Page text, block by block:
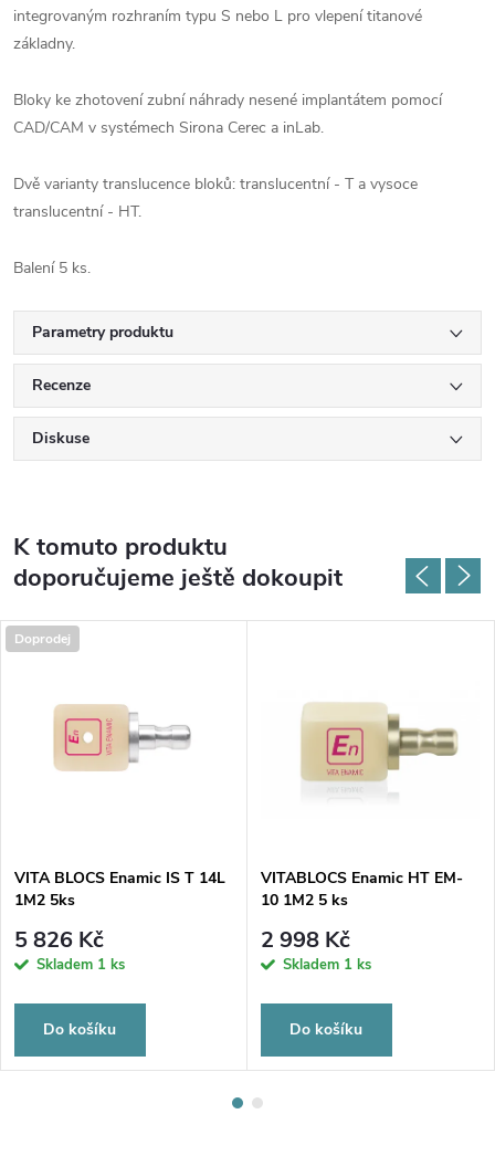
integrovaným rozhraním typu S nebo L pro vlepení titanové
základny.
Bloky ke zhotovení zubní náhrady nesené implantátem pomocí
CAD/CAM v systémech Sirona Cerec a inLab.
Dvě varianty translucence bloků: translucentní - T a vysoce
translucentní - HT.
Balení 5 ks.
Parametry produktu
Recenze
Diskuse
K tomuto produktu
doporučujeme ještě dokoupit
Doprodej
VITA BLOCS Enamic IS T 14L
1M2 5ks
5 826 Kč
Skladem 1 ks
Do košíku
VITABLOCS Enamic HT EM-
10 1M2 5 ks
2 998 Kč
Skladem 1 ks
Do košíku